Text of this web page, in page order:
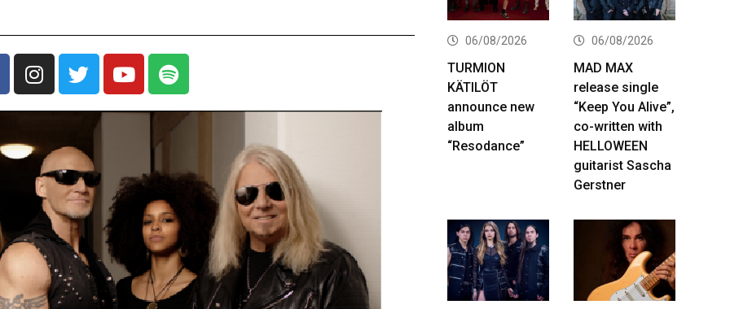
06/08/2026
TURMION
KÄTILÖT
announce new
album
“Resodance”
06/08/2026
MAD MAX
release single
“Keep You Alive”,
co-written with
HELLOWEEN
guitarist Sascha
Gerstner